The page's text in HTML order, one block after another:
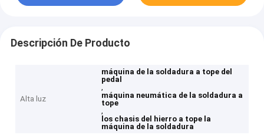
Descripción De Producto
Alta luz
máquina de la soldadura a tope del
pedal
,
máquina neumática de la soldadura a
tope
,
los chasis del hierro a tope la
máquina de la soldadura